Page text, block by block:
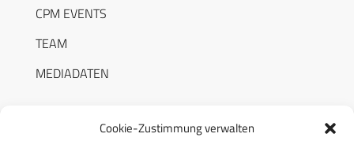
Cookie-Zustimmung verwalten
CPM EVENTS
TEAM
MEDIADATEN